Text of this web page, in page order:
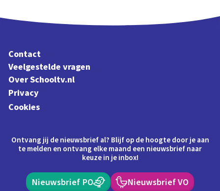
Contact
Veelgestelde vragen
Over Schooltv.nl
Privacy
Cookies
Ontvang jij de nieuwsbrief al? Blijf op de hoogte door je aan
te melden en ontvang elke maand een nieuwsbrief naar
keuze in je inbox!
Nieuwsbrief PO Nieuwsbrief VO